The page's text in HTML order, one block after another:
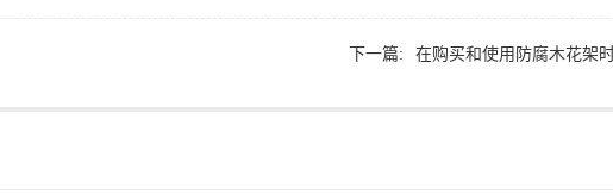
下一篇: 在购买和使用防腐木花架